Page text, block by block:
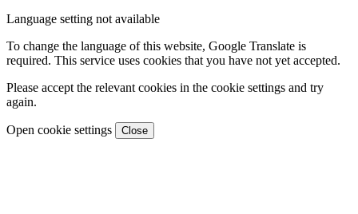
Language setting not available
To change the language of this website, Google Translate is
required. This service uses cookies that you have not yet accepted.
Please accept the relevant cookies in the cookie settings and try
again.
Open cookie settings Close